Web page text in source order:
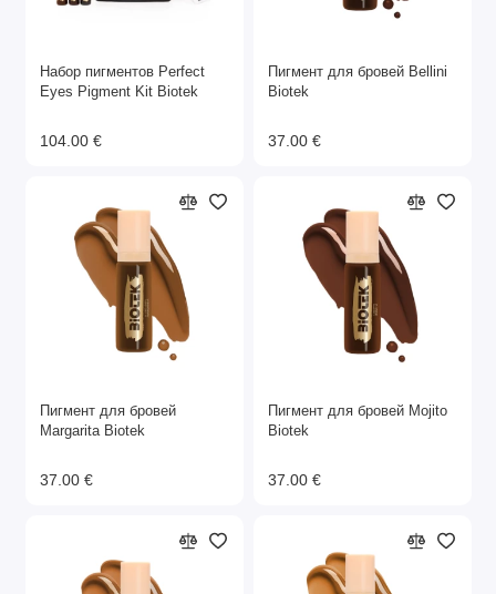
Набор пигментов Perfect
Eyes Pigment Kit Biotek
104.00 €
Пигмент для бровей Bellini
Biotek
37.00 €
Пигмент для бровей
Margarita Biotek
37.00 €
Пигмент для бровей Mojito
Biotek
37.00 €